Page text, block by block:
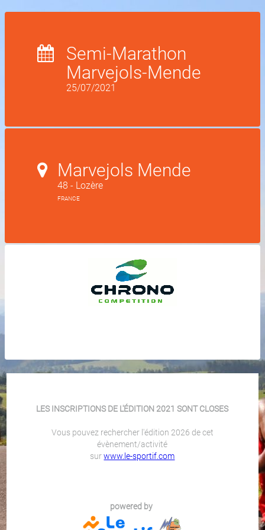
Semi-Marathon
Marvejols-Mende
25/07/2021
Marvejols Mende
48 - Lozère
FRANCE
LES INSCRIPTIONS DE L'ÉDITION 2021 SONT CLOSES
Vous pouvez rechercher l'édition 2026 de cet
évènement/activité
surwww.le-sportif.com
powered by